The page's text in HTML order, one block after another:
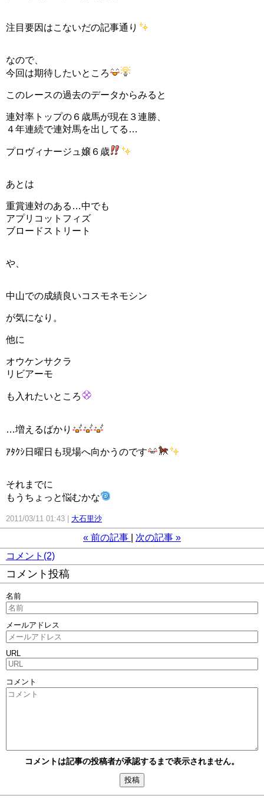
注目要因はこないだの記事通り
なので、
今回は期待したいところ
このレースの過去のデータからみると
連対率トップの６歳馬が現在３連勝、
４年連続で連対馬を出してる…
プロヴィナージュ嬢６歳
あとは
重賞連対のある…中でも
アプリコットフィズ
ブロードストリート
や、
中山での成績良いコスモネモシン
が気になり。
他に
オウケンサクラ
リビアーモ
も入れたいところ
…増えるばかり
ｱﾀｸｼ日曜日も現場へ向かうのです
それまでに
もうちょっと悩むかな
2011/03/11 01:43 大石里沙
« 前の記事 次の記事 »
コメント(2)
コメント投稿
名前
メールアドレス
URL
コメント
コメントは記事の投稿者が承認するまで表示されません。